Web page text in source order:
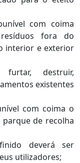
com coima
fora do
interior e exterior
furtar, destruir,
existentes
com coima o
de recolha
deverá ser
utilizadores;